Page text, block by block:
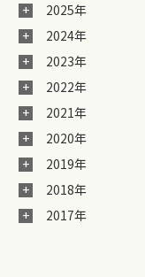
2025年
2024年
2023年
2022年
2021年
2020年
2019年
2018年
2017年